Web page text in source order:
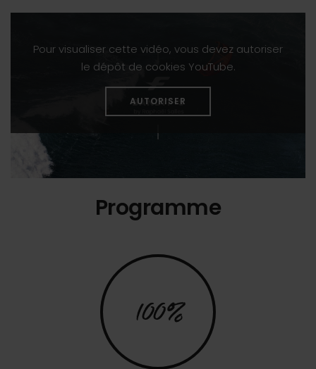
Pour visualiser cette vidéo, vous devez autoriser
le dépôt de cookies YouTube.
AUTORISER
Programme
100%